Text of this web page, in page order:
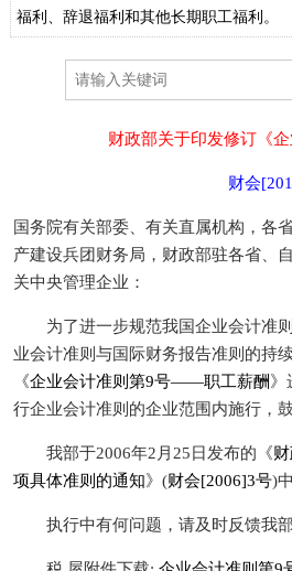
福利、辞退福利和其他长期职工福利。
财政部关于印发修订《
财会
国务院有关部委、有关直属机构，各
产建设兵团财务局，财政部驻各省、
关中央管理企业：
为了进一步规范我国企业会计准
业会计准则与国际财务报告准则的持
《企业会计准则第9号——职工薪酬》
行企业会计准则的企业范围内施行，
我部于2006年2月25日发布的《
项具体准则的通知》(财会[2006]3号)
执行中有何问题，请及时反馈我部